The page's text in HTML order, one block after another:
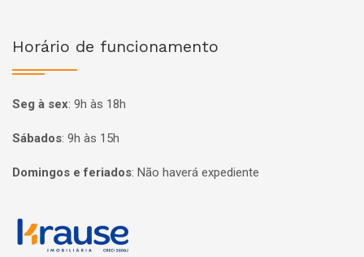
Horário de funcionamento
Seg à sex: 9h às 18h
Sábados: 9h às 15h
Domingos e feriados: Não haverá expediente
Página inicial